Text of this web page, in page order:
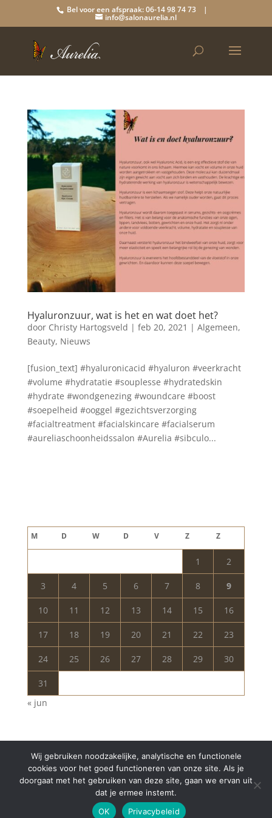
Bel voor een afspraak: 06-14 98 74 73 |
info@salonaurelia.nl
Hyaluronzuur, wat is het en wat doet het?
door Christy Hartogsveld | feb 20, 2021 | Algemeen,
Beauty, Nieuws
[fusion_text] #hyaluronicacid #hyaluron #veerkracht
#volume #hydratatie #souplesse #hydratedskin
#hydrate #wondgenezing #woundcare #boost
#soepelheid #ooggel #gezichtsverzorging
#facialtreatment #facialskincare #facialserum
#aureliaschoonheidssalon #Aurelia #sibculo...
M D W D V Z Z
1 2
3 4 5 6 7 8 9
10 11 12 13 14 15 16
17 18 19 20 21 22 23
24 25 26 27 28 29 30
31
« jun
Copyright © 2024 Aurelia Schoonheidssalon | All
Rights Reserved | WebdesignAppdsgn
Wij gebruiken noodzakelijke, analytische en functionele
cookies voor het goed functioneren van onze site. Als je
doorgaat met het gebruiken van deze site, gaan we ervan uit
dat je ermee instemt.
OK
Privacybeleid